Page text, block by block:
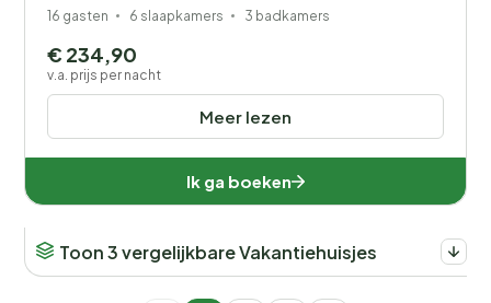
16 gasten 6 slaapkamers 3 badkamers
Meer lezen
€ 234,90
v.a. prijs per nacht
Ik ga boeken
Toon 3 vergelijkbare Vakantiehuisjes